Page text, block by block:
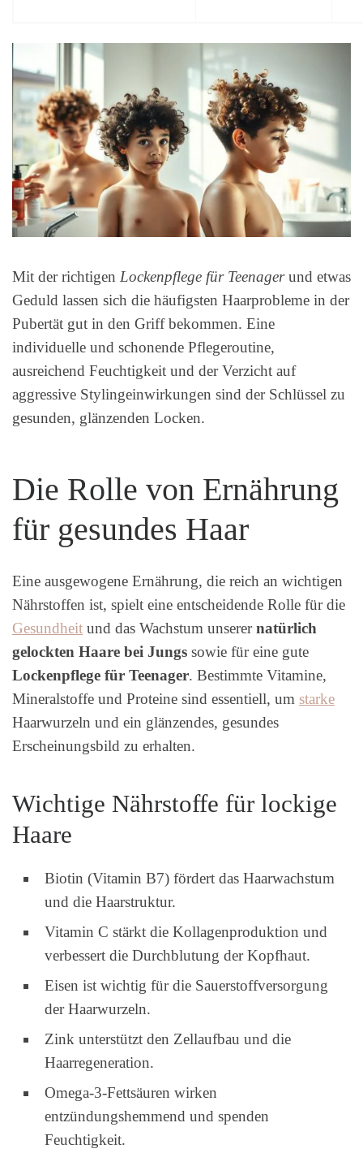
Mit der richtigen Lockenpflege für Teenagerund etwas
Geduld lassen sich die häufigsten Haarprobleme in der
Pubertät gut in den Griff bekommen. Eine
individuelle und schonende Pflegeroutine,
ausreichend Feuchtigkeit und der Verzicht auf
aggressive Stylingeinwirkungen sind der Schlüssel zu
gesunden, glänzenden Locken.
Die Rolle von Ernährung
für gesundes Haar
Eine ausgewogene Ernährung, die reich an wichtigen
Nährstoffen ist, spielt eine entscheidende Rolle für die
Gesundheit und das Wachstum unserernatürlich
gelockten Haare bei Jungs sowie für eine gute
Lockenpflege für Teenager. Bestimmte Vitamine,
Mineralstoffe und Proteine sind essentiell, um starke
Haarwurzeln und ein glänzendes, gesundes
Erscheinungsbild zu erhalten.
Wichtige Nährstoffe für lockige
Haare
Biotin (Vitamin B7) fördert das Haarwachstum
und die Haarstruktur.
Vitamin C stärkt die Kollagenproduktion und
verbessert die Durchblutung der Kopfhaut.
Eisen ist wichtig für die Sauerstoffversorgung
der Haarwurzeln.
Zink unterstützt den Zellaufbau und die
Haarregeneration.
Omega-3-Fettsäuren wirken
entzündungshemmend und spenden
Feuchtigkeit.